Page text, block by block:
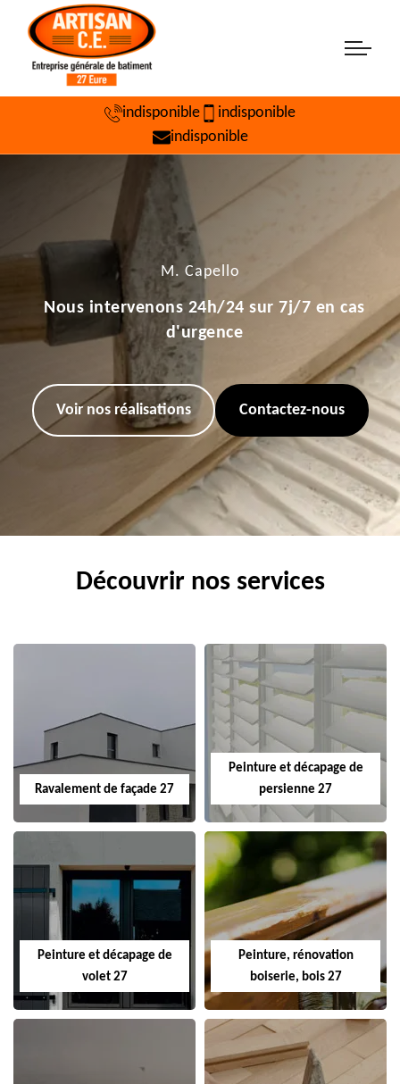
indisponible
indisponible
indisponible
M. Capello
Nous intervenons 24h/24 sur 7j/7 en cas
d'urgence
Voir nos réalisations Contactez-nous
Découvrir nos services
Ravalement de façade 27
Peinture et décapage de
persienne 27
Peinture et décapage de
volet 27
Peinture, rénovation
boiserie, bois 27